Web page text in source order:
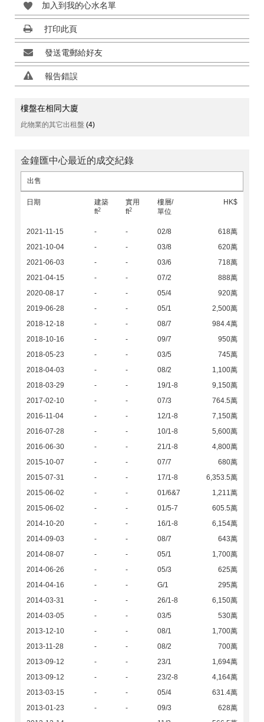
加入到我的心水名單
打印此頁
發送電郵給好友
報告錯誤
樓盤在相同大廈
此物業的其它出租盤 (4)
金鐘匯中心最近的成交紀錄
出售
日期
建築
ft2
實用
ft2
樓層/
單位
HK$
2021-11-15 - - 02/8
618萬
2021-10-04
- - 03/8
620萬
2021-06-03
- - 03/6
718萬
2021-04-15
- - 07/2
888萬
2020-08-17
- - 05/4
920萬
2019-06-28
- - 05/1
2,500萬
2018-12-18
- - 08/7
984.4萬
2018-10-16
- - 09/7
950萬
2018-05-23
- - 03/5
745萬
2018-04-03
- - 08/2
1,100萬
2018-03-29
- - 19/1-8
9,150萬
2017-02-10
- - 07/3
764.5萬
2016-11-04
- - 12/1-8
7,150萬
2016-07-28
- - 10/1-8
5,600萬
2016-06-30
- - 21/1-8
4,800萬
2015-10-07
- - 07/7
680萬
2015-07-31
- - 17/1-8
6,353.5萬
2015-06-02
- - 01/6&7
1,211萬
2015-06-02
- - 01/5-7
605.5萬
2014-10-20
- - 16/1-8
6,154萬
2014-09-03
- - 08/7
643萬
2014-08-07
- - 05/1
1,700萬
2014-06-26
- - 05/3
625萬
2014-04-16
- - G/1
295萬
2014-03-31
- - 26/1-8
6,150萬
2014-03-05
- - 03/5
530萬
2013-12-10
- - 08/1
1,700萬
2013-11-28
- - 08/2
700萬
2013-09-12
- - 23/1
1,694萬
2013-09-12
- - 23/2-8
4,164萬
2013-03-15
- - 05/4
631.4萬
2013-01-23
- - 09/3
628萬